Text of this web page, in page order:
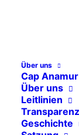
Über uns
Cap Anamur
Über uns
Leitlinien
Transparenz
Geschichte
THEMEN